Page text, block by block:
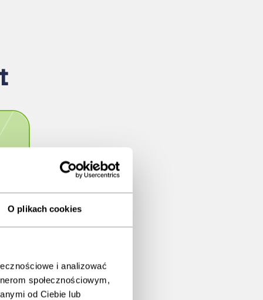
O plikach cookies
i analizować
społecznościowym,
od Ciebie lub